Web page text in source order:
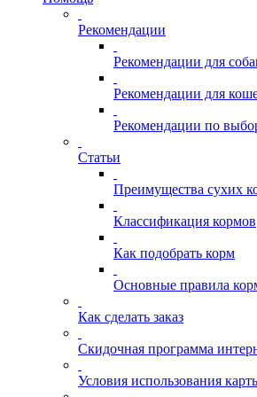
Рекомендации
Рекомендации для
Рекомендации для
Рекомендации по
Статьи
Преимущества сухих
Классификация кормов
Как подобрать корм
Основные правила
Как сделать заказ
Скидочная программа
Условия использования